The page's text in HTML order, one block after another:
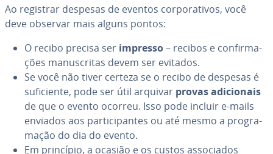
Ao registrar despesas de eventos cor­po­ra­ti­vos, você
deve observar mais alguns pontos:
O recibo precisa ser impresso– recibos e con­fir­ma­
ções ma­nus­cri­tas devem ser evitados.
Se você não tiver certeza se o recibo de despesas é
su­fi­ci­ente, pode ser útil arquivar provas adi­ci­o­nais
de que o evento ocorreu. Isso pode incluir e-mails
enviados aos par­ti­ci­pan­tes ou até mesmo a pro­gra­
ma­ção do dia do evento.
Em princípio, a ocasião e os custos as­so­ci­a­dos